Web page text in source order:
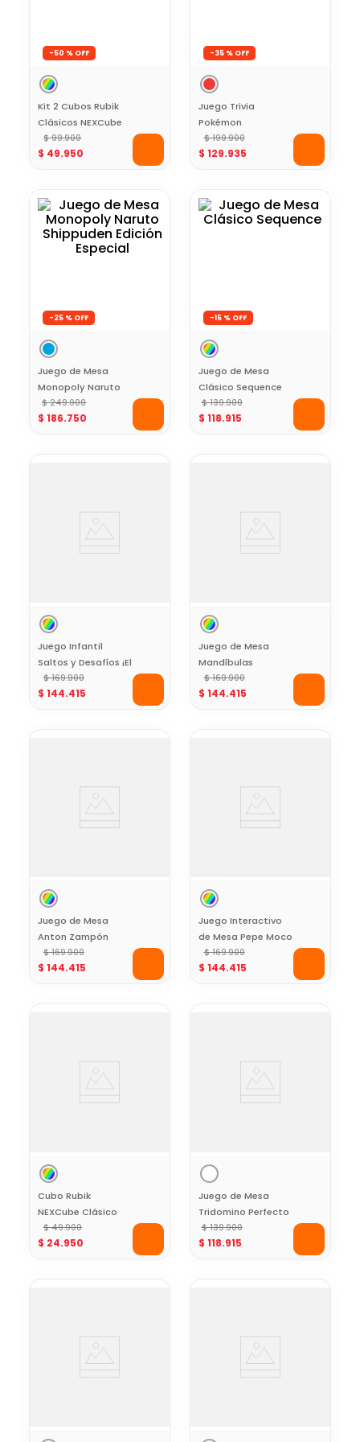
-50 %
Kit 2 Cubos Rubik
Clásicos NEXCube
3x3 + 2x2
$ 99.900
$ 49.950
-35 %
Juego Trivia
Pokémon
Entrenador
Electrónico
$ 199.900
$ 129.935
-25 %
Juego de Mesa
Monopoly Naruto
Shippuden Edición
Especial
$ 249.000
$ 186.750
-15 %
Juego de Mesa
Clásico Sequence
$ 139.900
$ 118.915
Juego Infantil
Saltos y Desafíos ¡El
Piso es Lava! The
Floor is Lava
$ 169.900
$ 144.415
Juego de Mesa
Mandíbulas
$ 169.900
$ 144.415
Juego de Mesa
Anton Zampón
$ 169.900
$ 144.415
Juego Interactivo
de Mesa Pepe Moco
$ 169.900
$ 144.415
Cubo Rubik
NEXCube Clásico
3x3
$ 49.900
$ 24.950
Juego de Mesa
Tridomino Perfecto
$ 139.900
$ 118.915